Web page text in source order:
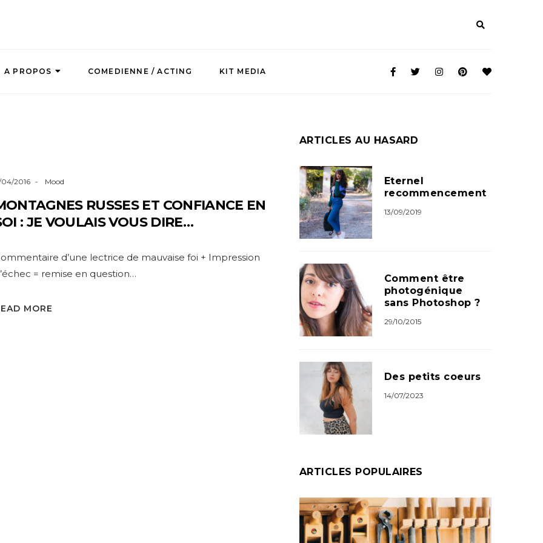
A PROPOS COMEDIENNE / ACTING KIT MEDIA
04/2016 Mood
RUSSES ET CONFIANCE EN
: JE VOULAIS VOUS DIRE…
d’une lectrice de mauvaise foi + Impression
= remise en question…
MORE
ARTICLES AU HASARD
Eternel
recommencement
13/09/2019
Comment être
photogénique
sans Photoshop ?
29/10/2015
Des petits coeurs
14/07/2023
ARTICLES POPULAIRES